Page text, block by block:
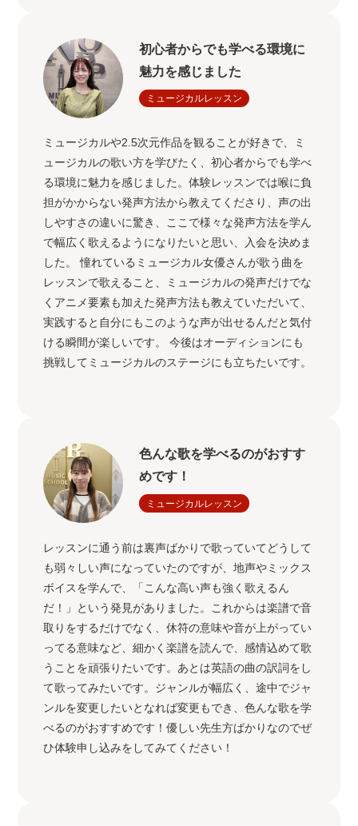
初心者からでも学べる環境に
魅力を感じました
ミュージカルレッスン
ミュージカルや2.5次元作品を観ることが好きで、ミ
ュージカルの歌い方を学びたく、初心者からでも学べ
る環境に魅力を感じました。体験レッスンでは喉に負
担がかからない発声方法から教えてくださり、声の出
しやすさの違いに驚き、ここで様々な発声方法を学ん
で幅広く歌えるようになりたいと思い、入会を決めま
した。 憧れているミュージカル女優さんが歌う曲を
レッスンで歌えること、ミュージカルの発声だけでな
くアニメ要素も加えた発声方法も教えていただいて、
実践すると自分にもこのような声が出せるんだと気付
ける瞬間が楽しいです。 今後はオーディションにも
挑戦してミュージカルのステージにも立ちたいです。
色んな歌を学べるのがおすす
めです！
ミュージカルレッスン
レッスンに通う前は裏声ばかりで歌っていてどうして
も弱々しい声になっていたのですが、地声やミックス
ボイスを学んで、「こんな高い声も強く歌えるん
だ！」という発見がありました。これからは楽譜で音
取りをするだけでなく、休符の意味や音が上がってい
ってる意味など、細かく楽譜を読んで、感情込めて歌
うことを頑張りたいです。あとは英語の曲の訳詞をし
て歌ってみたいです。ジャンルが幅広く、途中でジャ
ンルを変更したいとなれば変更もでき、色んな歌を学
べるのがおすすめです！優しい先生方ばかりなのでぜ
ひ体験申し込みをしてみてください！